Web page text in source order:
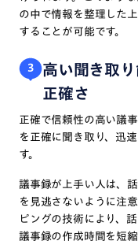
の中で情報を整理した
することが可能です。
3
高い聞き取
正確さ
正確で信頼性の高い議
を正確に聞き取り、迅
す。
議事録が上手い人は、
を見逃さないように注
ピングの技術により、
議事録の作成時間を短